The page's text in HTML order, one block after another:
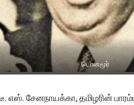
டொனமூர்
சேனநாயக்கா, தமிழரின்